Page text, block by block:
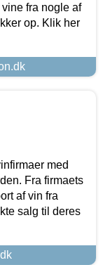
fra nogle af
op. Klik her
med
Fra firmaets
af vin fra
salg til deres